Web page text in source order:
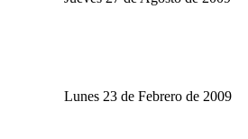
Lunes 23 de Febrero de 2009